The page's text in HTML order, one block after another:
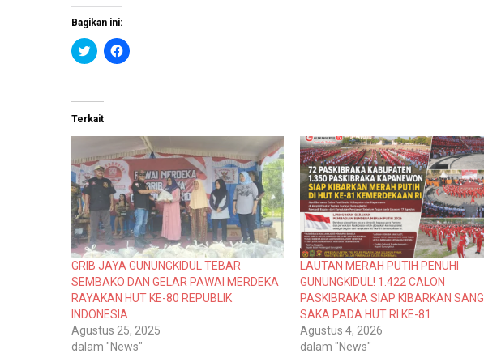
Bagikan ini:
K
l
n
u
k
e
r
b
a
d
a
T
w
i
t
t
e
r
(
M
e
K
l
k
e
m
b
a
g
i
k
a
n
d
i
F
a
c
e
b
o
o
k
(
Terkait
GRIB JAYA GUNUNGKIDUL TEBAR
SEMBAKO DAN GELAR PAWAI MERDEKA
RAYAKAN HUT KE-80 REPUBLIK
INDONESIA
Agustus 25, 2025
dalam "News"
LAUTAN MERAH PUTIH PENUHI
GUNUNGKIDUL! 1.422 CALON
PASKIBRAKA SIAP KIBARKAN SANG
SAKA PADA HUT RI KE-81
Agustus 4, 2026
dalam "News"